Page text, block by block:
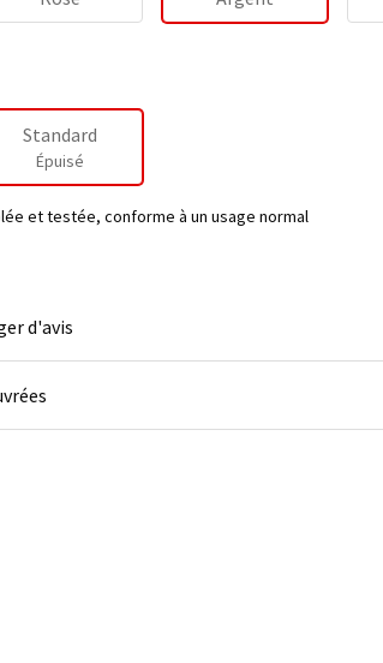
Standard
Épuisé
et testée, conforme à un usage normal
d'avis